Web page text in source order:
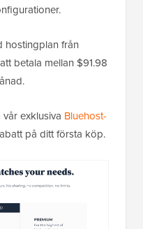
hostingplan från
betala mellan $91.98
exklusiva Bluehost-
på ditt första köp.